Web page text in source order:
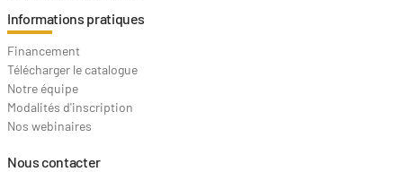
Informations pratiques
Financement
Télécharger le catalogue
Notre équipe
Modalités d'inscription
Nos webinaires
Nous contacter